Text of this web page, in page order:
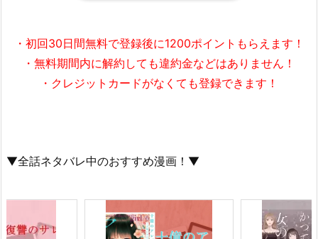
・初回30日間無料で登録後に1200ポイント もらえます！
・無料期間内に解約しても違約金などはありません！
・クレジットカードがなくても登録できます！
▼全話ネタバレ中のおすすめ漫画！▼